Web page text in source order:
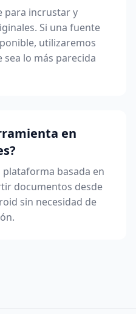
para incrustar y
Si una fuente
utilizaremos
lo más parecida
en
basada en
documentos desde
sin necesidad de